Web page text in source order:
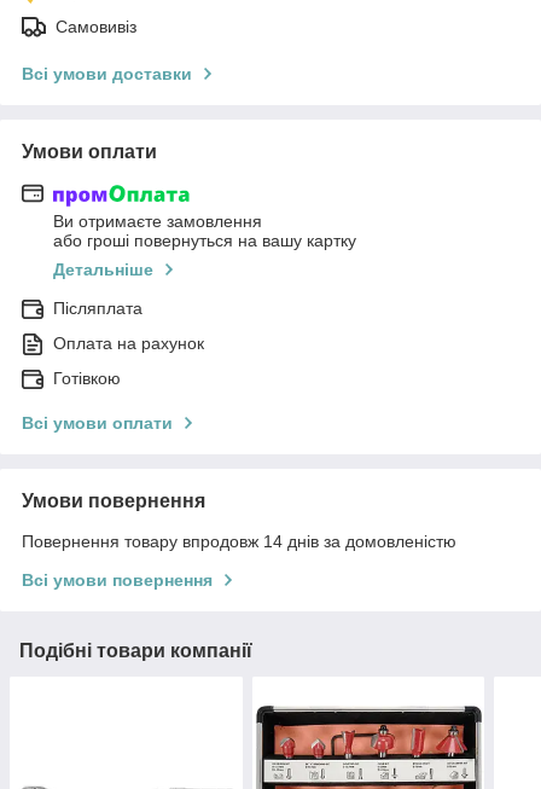
Самовивіз
Всі умови доставки
Умови оплати
Ви отримаєте замовлення
або гроші повернуться на вашу картку
Детальніше
Післяплата
Оплата на рахунок
Готівкою
Всі умови оплати
Умови повернення
Повернення товару впродовж 14 днів за домовленістю
Всі умови повернення
Подібні товари компанії